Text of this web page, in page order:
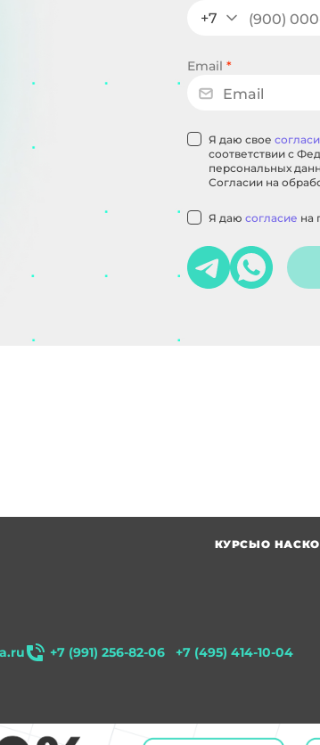
+7
Email *
Я даю свое
соответствии с
персональных
Согласии на
Я даю согласие на
+7 (991) 256-82-06 +7 (495) 414-10-04
КУРСЫО НАС